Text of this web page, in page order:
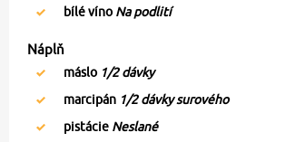
bílé víno Na podlití
Náplň
máslo 1/2 dávky
marcipán 1/2 dávky surového
pistácie Neslané